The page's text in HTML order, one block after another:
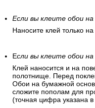
Если вы клеите обои
Наносите клей только
Если вы клеите обои
Клей наносится и на
полотнище. Перед
Обои на бумажной
сложите пополам для
(точная цифра указана